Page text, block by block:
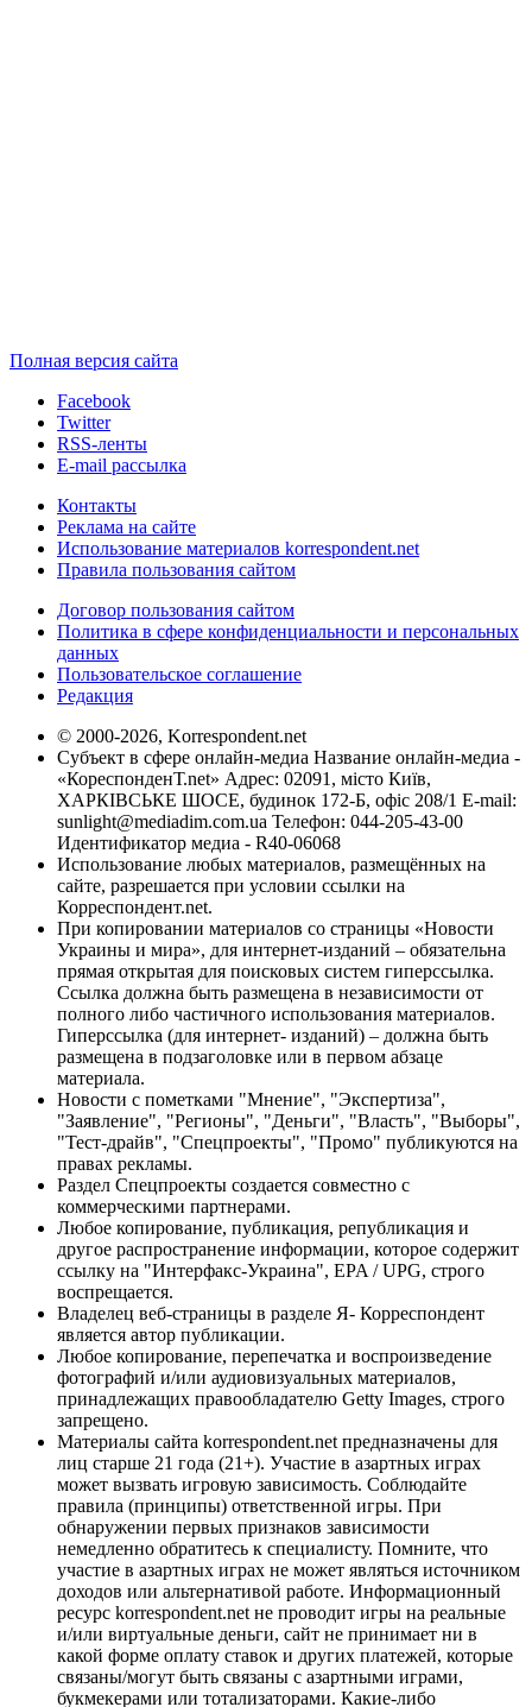
Полная версия сайта
Facebook
Twitter
RSS-ленты
E-mail рассылка
Контакты
Реклама на сайте
Использование материалов korrespondent.net
Правила пользования сайтом
Договор пользования сайтом
Политика в сфере конфиденциальности и персональных
данных
Пользовательское соглашение
Редакция
© 2000-2026, Korrespondent.net
Субъект в сфере онлайн-медиа Название онлайн-медиа -
«КореспонденТ.net» Адрес: 02091, місто Київ,
ХАРКІВСЬКЕ ШОСЕ, будинок 172-Б, офіс 208/1 E-mail:
sunlight@mediadim.com.ua Телефон: 044-205-43-00
Идентификатор медиа - R40-06068
Использование любых материалов, размещённых на
сайте, разрешается при условии ссылки на
Корреспондент.net.
При копировании материалов со страницы «Новости
Украины и мира», для интернет-изданий – обязательна
прямая открытая для поисковых систем гиперссылка.
Ссылка должна быть размещена в независимости от
полного либо частичного использования материалов.
Гиперссылка (для интернет- изданий) – должна быть
размещена в подзаголовке или в первом абзаце
материала.
Новости с пометками "Мнение", "Экспертиза",
"Заявление", "Регионы", "Деньги", "Власть", "Выборы",
"Тест-драйв", "Спецпроекты", "Промо" публикуются на
правах рекламы.
Раздел Спецпроекты создается совместно с
коммерческими партнерами.
Любое копирование, публикация, републикация и
другое распространение информации, которое содержит
ссылку на "Интерфакс-Украина", EPA / UPG, строго
воспрещается.
Владелец веб-страницы в разделе Я- Корреспондент
является автор публикации.
Любое копирование, перепечатка и воспроизведение
фотографий и/или аудиовизуальных материалов,
принадлежащих правообладателю Getty Images, строго
запрещено.
Материалы сайта korrespondent.net предназначены для
лиц старше 21 года (21+). Участие в азартных играх
может вызвать игровую зависимость. Соблюдайте
правила (принципы) ответственной игры. При
обнаружении первых признаков зависимости
немедленно обратитесь к специалисту. Помните, что
участие в азартных играх не может являться источником
доходов или альтернативой работе. Информационный
ресурс korrespondent.net не проводит игры на реальные
и/или виртуальные деньги, сайт не принимает ни в
какой форме оплату ставок и других платежей, которые
связаны/могут быть связаны с азартными играми,
букмекерами или тотализаторами. Какие-либо